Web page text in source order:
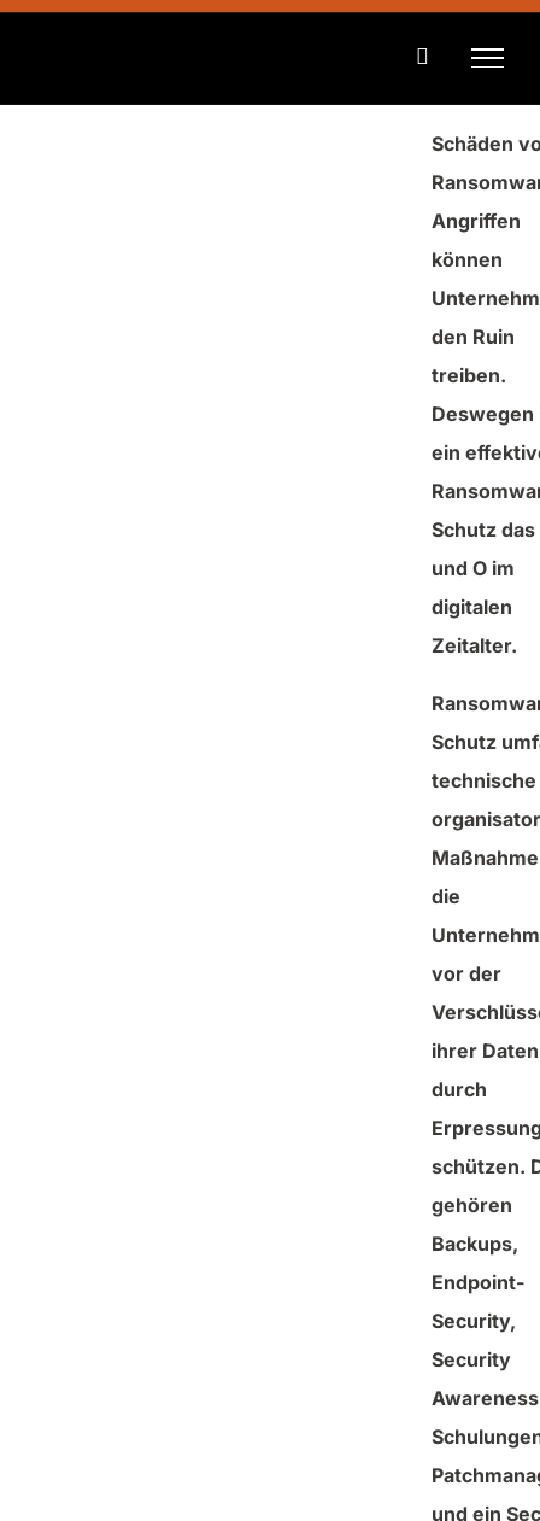
Zum
Schäden
Angriffen
können
den Ruin
treiben.
Deswegen
ein
Schutz das
und O im
digitalen
Zeitalter.
Schutz
technische
die
vor der
ihrer Daten
durch
schützen.
gehören
Backups,
Endpoint-
Security,
Security
Awareness
und ein